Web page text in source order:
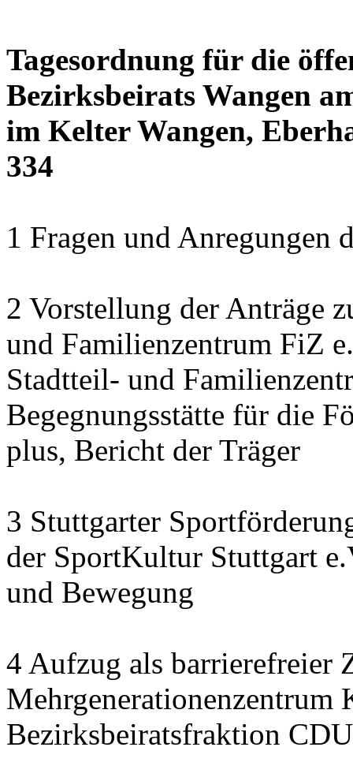
Tagesordnung für die
Bezirksbeirats Wangen
im Kelter Wangen,
334
1 Fragen und Anregungen
2 Vorstellung der Anträge
und Familienzentrum FiZ
Stadtteil- und
Begegnungsstätte für die
plus, Bericht der Träger
3 Stuttgarter
der SportKultur Stuttgart
und Bewegung
4 Aufzug als barrierefreier
Mehrgenerationenzentrum
Bezirksbeiratsfraktion CDU